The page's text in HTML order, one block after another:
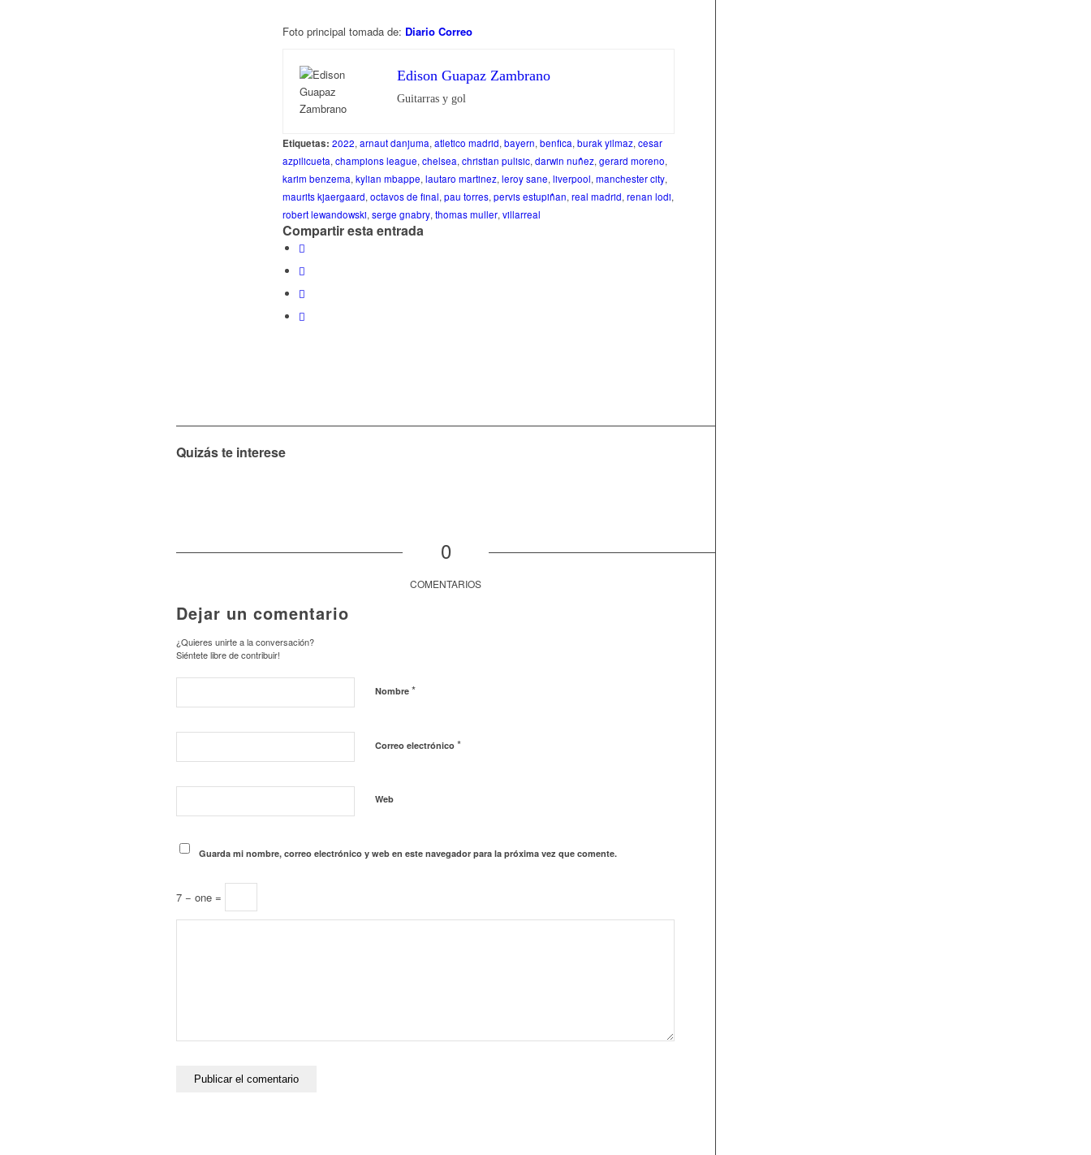
Foto principal tomada de: Diario Correo
Edison Guapaz Zambrano
Guitarras y gol
Etiquetas: 2022, arnaut danjuma, atletico madrid, bayern, benfica, burak yilmaz, cesar
azpilicueta, champions league, chelsea, christian pulisic, darwin nuñez, gerard moreno,
karim benzema, kylian mbappe, lautaro martinez, leroy sane, liverpool, manchester city,
maurits kjaergaard, octavos de final, pau torres, pervis estupiñan, real madrid, renan lodi,
robert lewandowski, serge gnabry, thomas muller, villarreal
Compartir esta entrada
Quizás te interese
0
COMENTARIOS
Dejar un comentario
¿Quieres unirte a la conversación?
Siéntete libre de contribuir!
Nombre *
Correo electrónico *
Web
Guarda mi nombre, correo electrónico y web en este navegador para la próxima vez que comente.
7 − one =